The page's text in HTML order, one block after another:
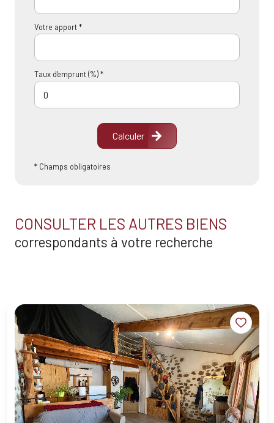
Votre apport *
Taux d'emprunt (%) *
Calculer
* Champs obligatoires
CONSULTER LES AUTRES BIENS
correspondants à votre recherche